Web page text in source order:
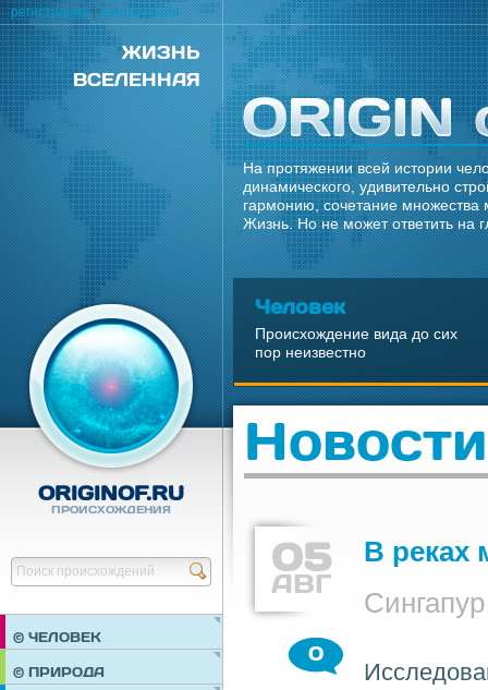
ЖИЗНЬ
ВСЕЛЕННАЯ
На протяжении всей истории
динамического, удивительно
гармонию, сочетание множества
Жизнь. Но не может ответить на
Человек
Происхождение вида до сих
пор неизвестно
ORIGINOF.RU
ПРОИСХОЖДЕНИЯ
Найти
© ЧЕЛОВЕК
ПРАЗДНИКИ
© ПРИРОДА
Новости
05
АВГ
В реках
Сингапур
0
регистрация|авторизация